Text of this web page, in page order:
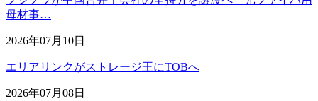
母材事…
2026年07月10日
エリアリンクがストレージ王にTOBへ
2026年07月08日